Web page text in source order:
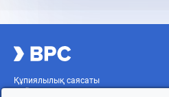
Құпиялылық саясаты
Пайдалану шарттары